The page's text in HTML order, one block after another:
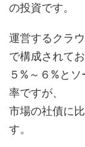
の投資です。
運営するクラ
で構成されて
５%～６%と
率ですが、
市場の社債に
す。